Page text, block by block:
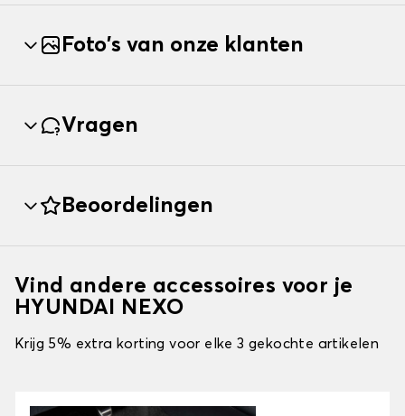
Foto's van onze klanten
Vragen
Beoordelingen
Vind andere accessoires voor je
HYUNDAI NEXO
Krijg 5% extra korting voor elke 3 gekochte artikelen